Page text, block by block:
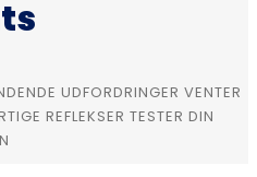
UDFORDRINGER VENTER
REFLEKSER TESTER DIN